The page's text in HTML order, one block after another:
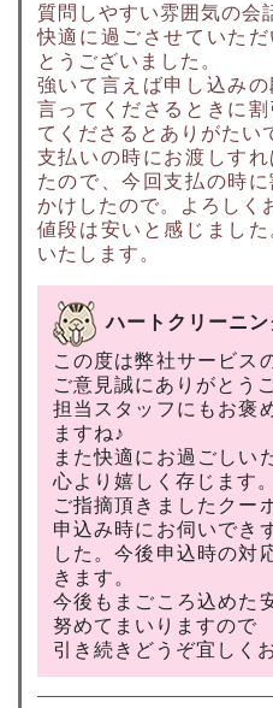
質問しやすい雰囲気の会
快適に過ごさせていた
とうございました。
強いて言えば申し込み
言ってくださるときに
てくださるとありがたい
支払いの時にお渡しす
たので、今回支払の時
かけしたので。よろしく
値段は安いと感じまし
いたします。
ハートクリーニン
この度は弊社サービス
ご意見誠にありがとう
担当スタッフにもお褒
ますね♪
また快適にお過ごしい
心より嬉しく存じます。
ご指摘頂きましたクー
申込み時にお伺いでき
した。今後申込時の対
きます。
今後もまごころ込めた
努めてまいりますので
引き続きどうぞ宜しく